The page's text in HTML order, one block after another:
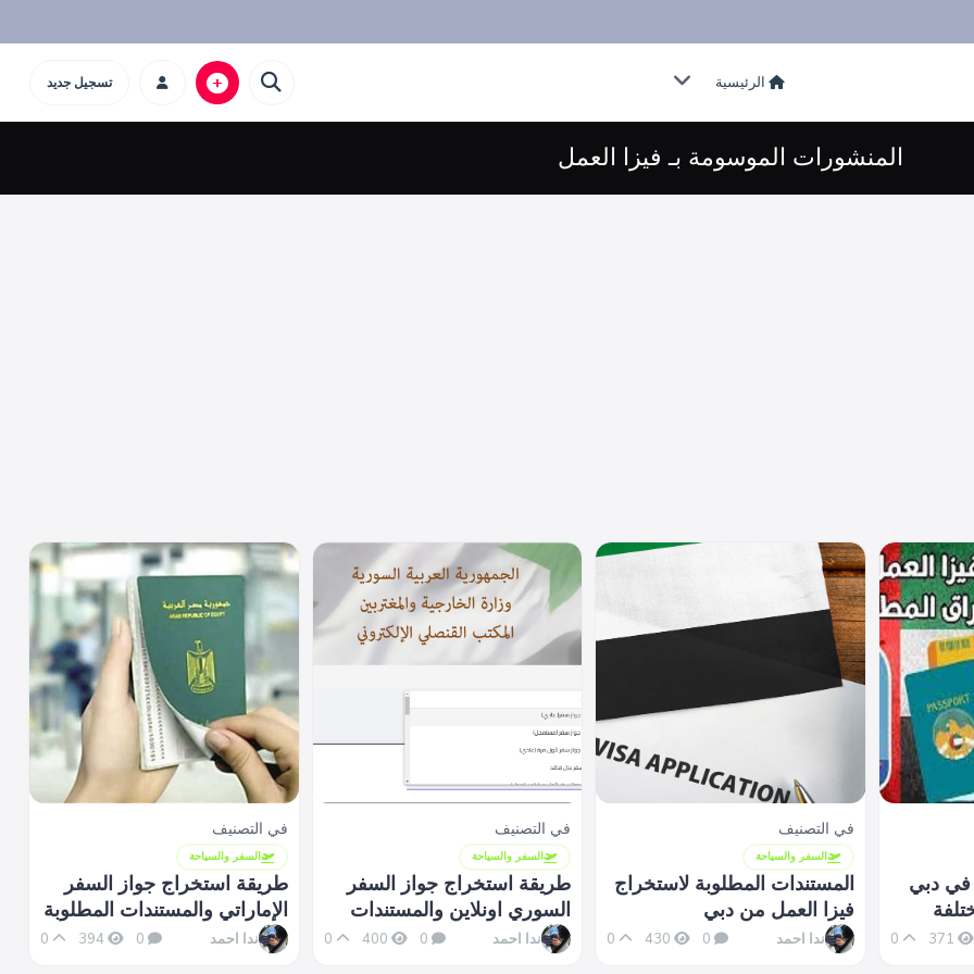
الرئيسية تسجيل جديد
المنشورات الموسومة بـ فيزا العمل
في التصنيف
السفر والسياحة
طريقة استخراج جواز السفر
الإماراتي والمستندات المطلوبة
ندا احمد 0
394
في التصنيف
السفر والسياحة
طريقة استخراج جواز السفر
السوري اونلاين والمستندات
المطلوبة
ندا احمد
في التصنيف
السفر والسياحة
المستندات المطلوبة لاستخراج
فيزا العمل من دبي
ندا احمد 0
430
في دبي